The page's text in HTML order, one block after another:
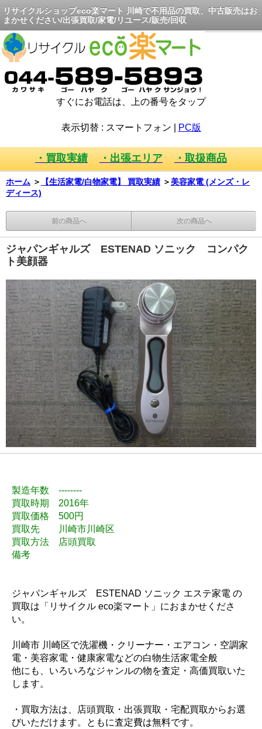
リサイクルショップeco楽マート 川崎で不用品の買取、中古販売はお
まかせください/出張買取/家電/リユース/販売/回収
すぐにお電話は、上の番号をタップ
表示切替 : スマートフォン PC版
・買取実績 ・出張エリア ・取扱商品
ホーム ＞ 【生活家電/白物家電】 買取実績 ＞美容家電 (メンズ・レ
ディース)
前の商品へ 次の商品へ
ジャパンギャルズ ESTENAD ソニック コンパク
ト美顔器
製造年数 --------
買取時期 2016年
買取価格 500円
買取先 川崎市川崎区
買取方法 店頭買取
備考
ジャパンギャルズ ESTENAD ソニック エステ家電 の
買取は「リサイクル eco楽マート」におまかせくださ
い。
川崎市 川崎区で洗濯機・クリーナー・エアコン・空調家
電・美容家電・健康家電などの白物生活家電全般
他にも、いろいろなジャンルの物を査定・高価買取いた
します。
・買取方法は、店頭買取・出張買取・宅配買取からお選
びいただけます。ともに査定費は無料です。